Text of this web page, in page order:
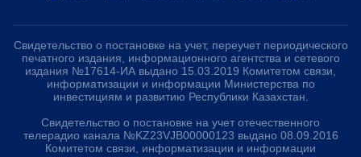
Свидетельство о постановке на учет, переучет периодического
печатного издания, информационного агентства и сетевого
издания №17614-ИА выдано 15.03.2019 Комитетом связи,
информатизации и информации Министерства по
инвестициям и развитию Республики Казахстан.
Свидетельство о постановке на учет отечественного
телерадио канала №KZ23VJB00000123 выдано 08.09.2016
Комитетом связи, информатизации и информации